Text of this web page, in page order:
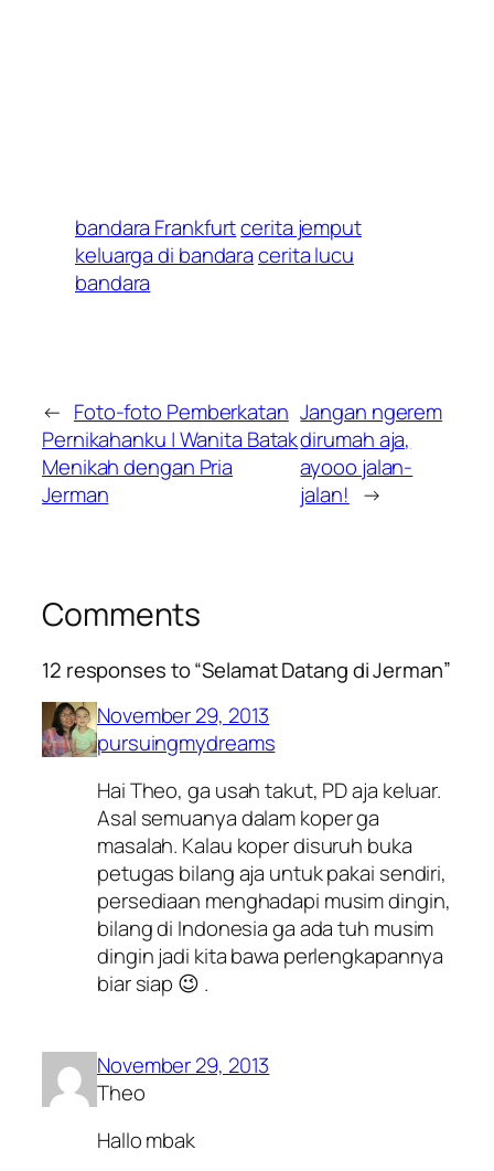
bandara Frankfurtcerita jemput
keluarga di bandaracerita lucu
bandara
← Foto-foto Pemberkatan
Pernikahanku | Wanita Batak
Menikah dengan Pria
Jerman
Jangan ngerem
dirumah aja,
ayooo jalan-
jalan! →
Comments
12 responses to “Selamat Datang di Jerman”
November 29, 2013
pursuingmydreams
Hai Theo, ga usah takut, PD aja keluar.
Asal semuanya dalam koper ga
masalah. Kalau koper disuruh buka
petugas bilang aja untuk pakai sendiri,
persediaan menghadapi musim dingin,
bilang di Indonesia ga ada tuh musim
dingin jadi kita bawa perlengkapannya
biar siap 😉 .
November 29, 2013
Theo
Hallo mbak